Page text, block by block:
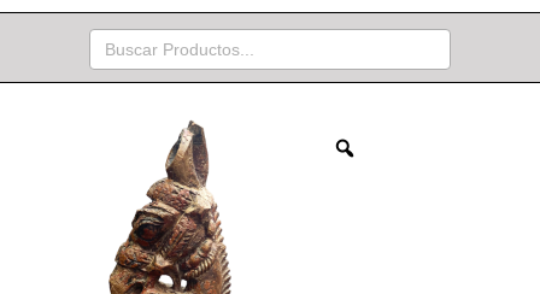
Buscar: